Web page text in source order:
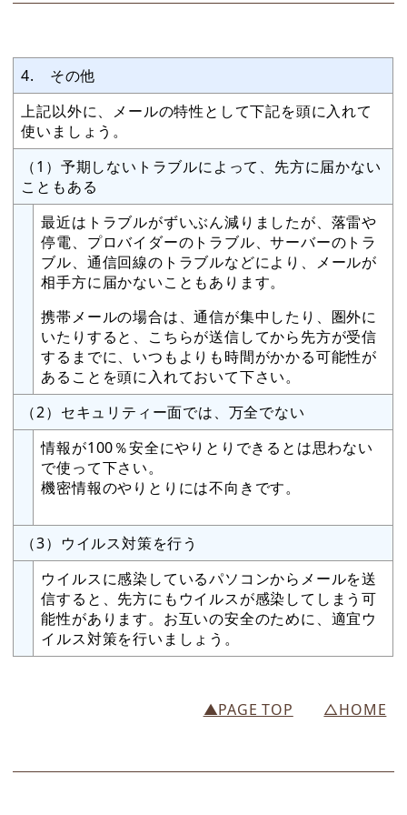
4. その他
上記以外に、メールの特性として下記を頭に入れて
使いましょう。
（1）予期しないトラブルによって、先方に届かない
こともある
最近はトラブルがずいぶん減りましたが、落雷や
停電、プロバイダーのトラブル、サーバーのトラ
ブル、通信回線のトラブルなどにより、メールが
相手方に届かないこともあります。
携帯メールの場合は、通信が集中したり、圏外に
いたりすると、こちらが送信してから先方が受信
するまでに、いつもよりも時間がかかる可能性が
あることを頭に入れておいて下さい。
（2）セキュリティー面では、万全でない
情報が100％安全にやりとりできるとは思わない
で使って下さい。
機密情報のやりとりには不向きです。
（3）ウイルス対策を行う
ウイルスに感染しているパソコンからメールを送
信すると、先方にもウイルスが感染してしまう可
能性があります。お互いの安全のために、適宜ウ
イルス対策を行いましょう。
▲PAGE TOP △HOME